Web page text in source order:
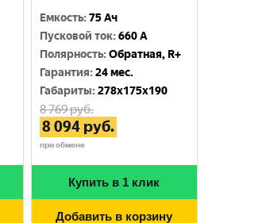
Емкость:75 Ач
Пусковой ток:660 A
Полярность:Обратная, R+
Гарантия:24 мес.
Габариты:278x175x190
8 769руб.
8 094руб.
при обмене
Купить в 1 клик
Добавить в корзину